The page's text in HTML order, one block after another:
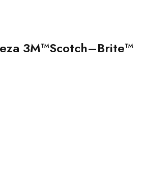
3M™Scotch–Brite™